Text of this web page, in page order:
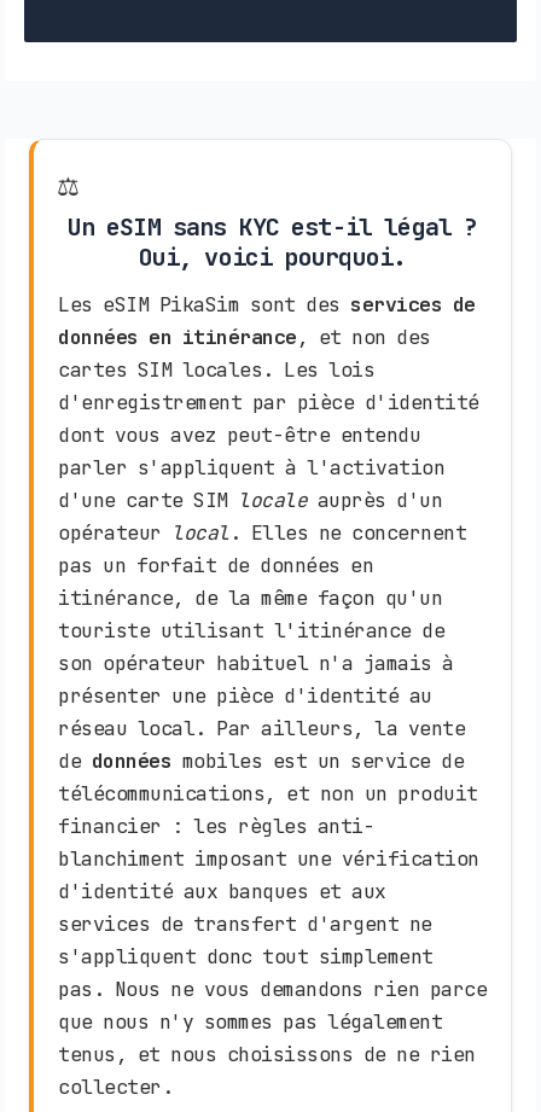
⚖️
Un eSIM sans KYC est-il légal ?
Oui, voici pourquoi.
Les eSIM PikaSim sont des services de
données en itinérance, et non des
cartes SIM locales. Les lois
d'enregistrement par pièce d'identité
dont vous avez peut-être entendu
parler s'appliquent à l'activation
d'une carte SIM localeauprès d'un
opérateur local . Elles ne concernent
pas un forfait de données en
itinérance, de la même façon qu'un
touriste utilisant l'itinérance de
son opérateur habituel n'a jamais à
présenter une pièce d'identité au
réseau local. Par ailleurs, la vente
de données mobiles est un service de
télécommunications, et non un produit
financier : les règles anti-
blanchiment imposant une vérification
d'identité aux banques et aux
services de transfert d'argent ne
s'appliquent donc tout simplement
pas. Nous ne vous demandons rien parce
que nous n'y sommes pas légalement
tenus, et nous choisissons de ne rien
collecter.